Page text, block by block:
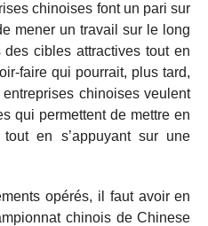
chinoises font un pari sur
mener un travail sur le long
cibles attractives tout en
faire qui pourrait, plus tard,
chinoises veulent
qui permettent de mettre en
en s’appuyant sur une
opérés, il faut avoir en
chinois de Chinese